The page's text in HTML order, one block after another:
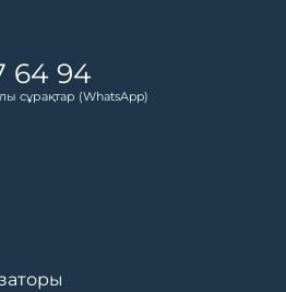
64 94
сұрақтар (WhatsApp)